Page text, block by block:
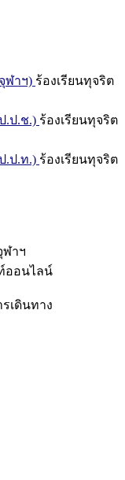
ฬาฯ) ร้องเรียนทุจริต
.ป.ช.) ร้องเรียนทุจริต
.ป.ท.) ร้องเรียนทุจริต
ฬาฯ
ออนไลน์
เดินทาง